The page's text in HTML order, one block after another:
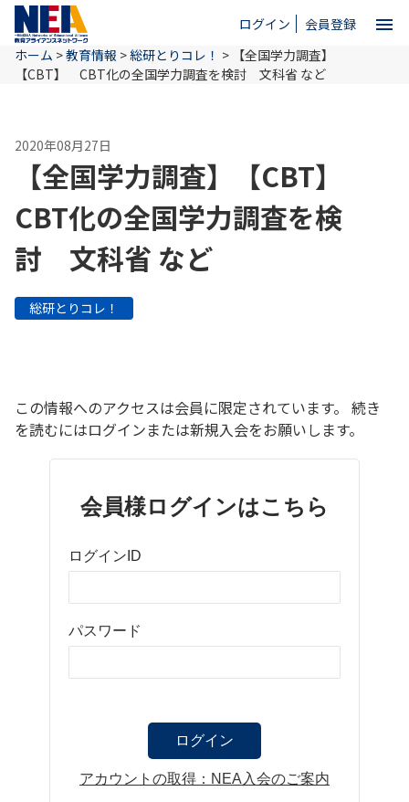
ログイン 会員登録 menu
ホーム
NEAとは
教育情報
お問い合わせ
ホーム >教育情報 >総研とりコレ！ > 【全国学力調査】
【CBT】 CBT化の全国学力調査を検討 文科省 など
2020年08月27日
【全国学力調査】【CBT】
CBT化の全国学力調査を検
討 文科省 など
総研とりコレ！
この情報へのアクセスは会員に限定されています。 続き
を読むにはログインまたは新規入会をお願いします。
会員様ログインはこちら
ログインID
パスワード
アカウントの取得：NEA入会のご案内